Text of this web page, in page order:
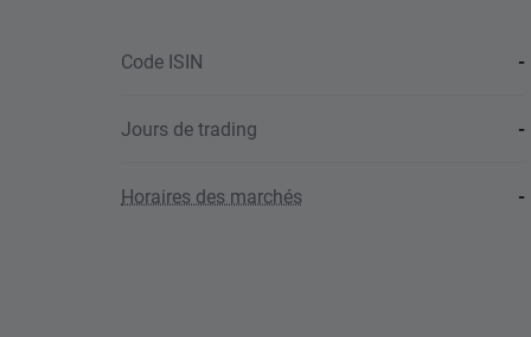
Code ISIN -
Jours de trading -
Horaires des marchés -